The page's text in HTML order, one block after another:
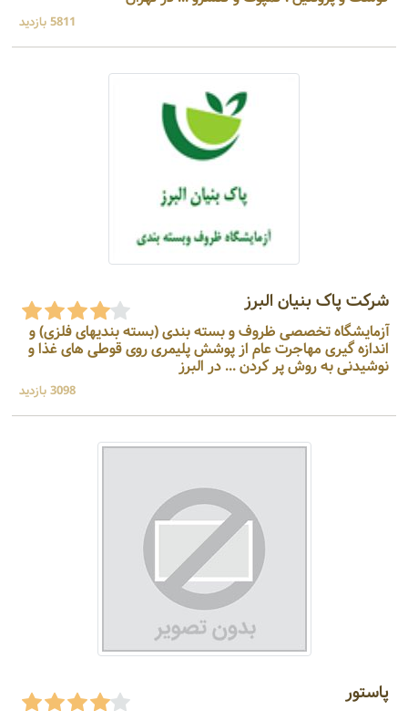
5811 بازدید
شرکت پاک بنیان البرز
آزمایشگاه تخصصی ظروف و بسته بندی (بسته بندیهای فلزی) و
اندازه گیری مهاجرت عام از پوشش پلیمری روی قوطی های غذا و
نوشیدنی به روش پر کردن ... در البرز
3098 بازدید
پاستور